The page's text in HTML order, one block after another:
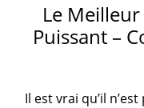
Le
Puissant –
Il est vrai qu’il